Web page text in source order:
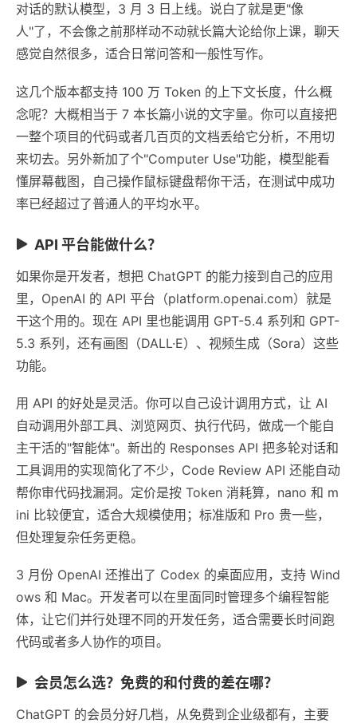
对话的默认模型，3 月 3 日上线。说白了就是更"像
人"了，不会像之前那样动不动就长篇大论给你上课，聊天
感觉自然很多，适合日常问答和一般性写作。
这几个版本都支持 100 万 Token 的上下文长度，什么概
念呢？大概相当于 7 本长篇小说的文字量。你可以直接把
一整个项目的代码或者几百页的文档丢给它分析，不用切
来切去。另外新加了个"Computer Use"功能，模型能看
懂屏幕截图，自己操作鼠标键盘帮你干活，在测试中成功
率已经超过了普通人的平均水平。
API 平台能做什么？
如果你是开发者，想把 ChatGPT 的能力接到自己的应用
里，OpenAI 的 API 平台（platform.openai.com）就是
干这个用的。现在 API 里也能调用 GPT-5.4 系列和 GPT-
5.3 系列，还有画图（DALL·E）、视频生成（Sora）这些
功能。
用 API 的好处是灵活。你可以自己设计调用方式，让 AI
自动调用外部工具、浏览网页、执行代码，做成一个能自
主干活的"智能体"。新出的 Responses API 把多轮对话和
工具调用的实现简化了不少，Code Review API 还能自动
帮你审代码找漏洞。定价是按 Token 消耗算，nano 和 m
ini 比较便宜，适合大规模使用；标准版和 Pro 贵一些，
但处理复杂任务更稳。
3 月份 OpenAI 还推出了 Codex 的桌面应用，支持 Wind
ows 和 Mac。开发者可以在里面同时管理多个编程智能
体，让它们并行处理不同的开发任务，适合需要长时间跑
代码或者多人协作的项目。
会员怎么选？免费的和付费的差在哪？
ChatGPT 的会员分好几档，从免费到企业级都有，主要